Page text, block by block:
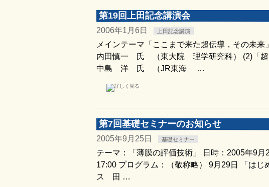
第19回上田記念講演会
2006年1月6日 上田記念講演
メインテーマ「ここまで来た超伝導，その
内田慎一 氏 （東大院 理学研究科） (2)「
中島 洋 氏 （JR東海 …
第7回基礎セミナーのお知らせ
2005年9月25日 基礎セミナー
テーマ：「薄膜の評価技術」 日時：2005年9
17:00 プログラム：（敬称略） 9月29日 「は
ス 田 …